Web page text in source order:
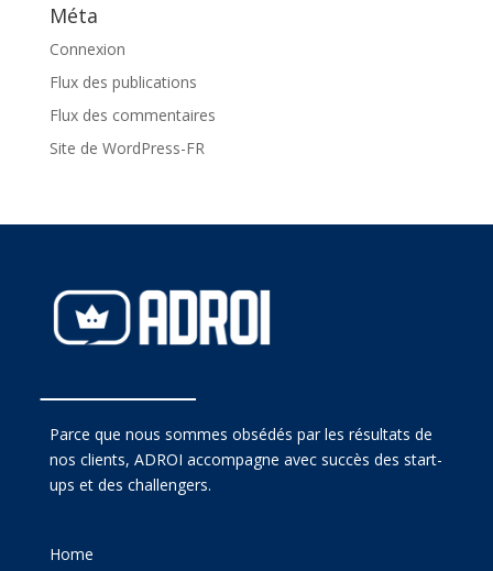
Méta
Connexion
Flux des publications
Flux des commentaires
Site de WordPress-FR
Parce que nous sommes obsédés par les résultats de
nos clients, ADROI accompagne avec succès des start-
ups et des challengers.
Home